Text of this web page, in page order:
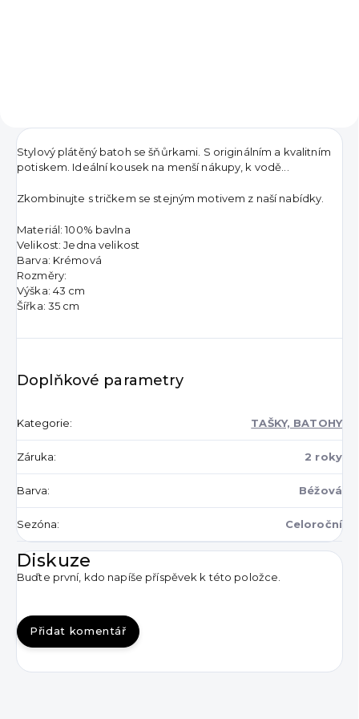
Stylový plátěný batoh se šňůrkami. S originálním a kvalitním
potiskem. Ideální kousek na menší nákupy, k vodě...
Zkombinujte s tričkem se stejným motivem z naší nabídky.
Materiál: 100% bavlna
Velikost: Jedna velikost
Barva: Krémová
Rozměry:
Výška: 43 cm
Šířka: 35 cm
Doplňkové parametry
Kategorie: TAŠKY, BATOHY
Záruka: 2 roky
Barva: Béžová
Sezóna: Celoroční
Diskuze
Buďte první, kdo napíše příspěvek k této položce.
Přidat komentář